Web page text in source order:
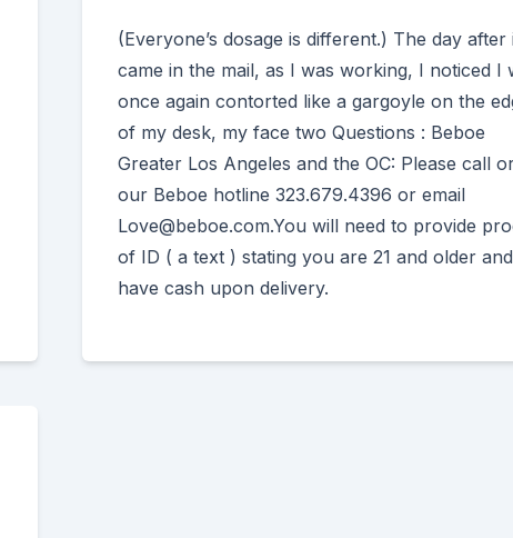
(Everyone’s dosage is different.) The day after
came in the mail, as I was working, I noticed I
once again contorted like a gargoyle on the
of my desk, my face two Questions : Beboe
Greater Los Angeles and the OC: Please call
our Beboe hotline 323.679.4396 or email
Love@beboe.com.You will need to provide
of ID ( a text ) stating you are 21 and older and
have cash upon delivery.